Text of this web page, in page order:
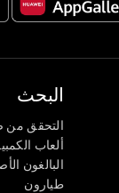
البحث
التحقق من
ألعاب
البالغون
طيارون